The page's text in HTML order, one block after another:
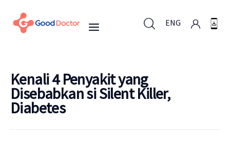
ENG
Untuk Bisnis
Kenali 4 Penyakit yang
Disebabkan si Silent Killer,
Diabetes